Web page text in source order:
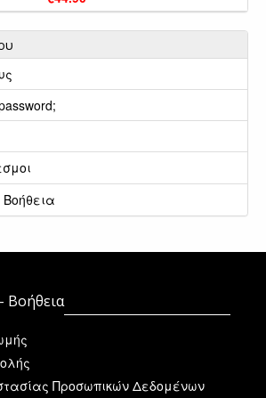
Βοήθεια
Προσωπικών Δεδομένων